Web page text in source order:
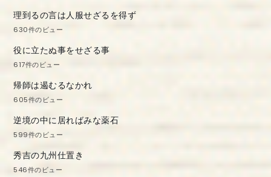
理到るの言は人服せざるを得ず
630件のビュー
役に立たぬ事をせざる事
617件のビュー
帰師は遏むるなかれ
605件のビュー
逆境の中に居ればみな薬石
599件のビュー
秀吉の九州仕置き
546件のビュー